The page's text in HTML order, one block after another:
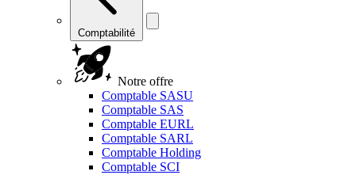
Comptabilité
Notre offre
Comptable SASU
Comptable SAS
Comptable EURL
Comptable SARL
Comptable Holding
Comptable SCI